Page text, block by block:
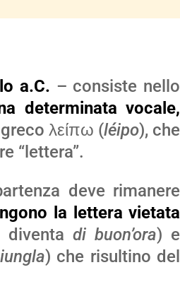
a.C. – consiste nello
determinata vocale,
λείπω (léipo), che
“lettera”.
deve rimanere
la lettera vietata
diventa di buon’ora) e
) che risultino del